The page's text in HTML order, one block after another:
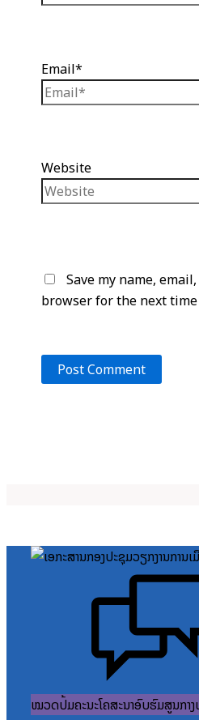
Email*
Website
Save my name,
browser for the next
ໝວດປື້ມຄະນະໂຄສະນາອົບຮົມສູນກາ